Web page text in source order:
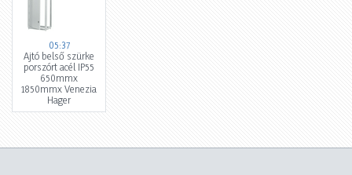
05:37
Ajtó belső szürke
porszórt acél IP55
650mmx
1850mmx Venezia
Hager